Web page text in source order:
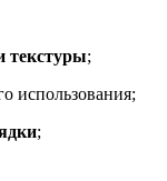
текстуры;
использования;
;